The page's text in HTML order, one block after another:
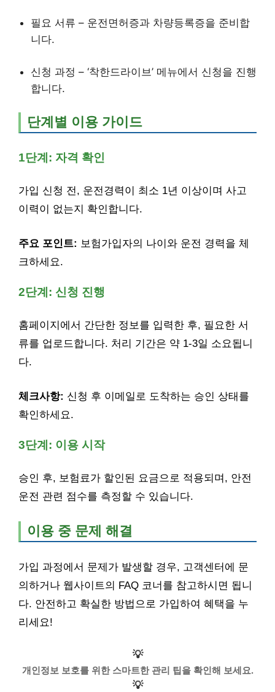
필요 서류 – 운전면허증과 차량등록증을 준비합
니다.
신청 과정 – ‘착한드라이브’ 메뉴에서 신청을 진행
합니다.
단계별 이용 가이드
1단계: 자격 확인
가입 신청 전, 운전경력이 최소 1년 이상이며 사고
이력이 없는지 확인합니다.
주요 포인트: 보험가입자의 나이와 운전 경력을 체
크하세요.
2단계: 신청 진행
홈페이지에서 간단한 정보를 입력한 후, 필요한 서
류를 업로드합니다. 처리 기간은 약 1-3일 소요됩니
다.
체크사항: 신청 후 이메일로 도착하는 승인 상태를
확인하세요.
3단계: 이용 시작
승인 후, 보험료가 할인된 요금으로 적용되며, 안전
운전 관련 점수를 측정할 수 있습니다.
이용 중 문제 해결
가입 과정에서 문제가 발생할 경우, 고객센터에 문
의하거나 웹사이트의 FAQ 코너를 참고하시면 됩니
다. 안전하고 확실한 방법으로 가입하여 혜택을 누
리세요!
💡
개인정보 보호를 위한 스마트한 관리 팁을 확인해 보세요.
💡